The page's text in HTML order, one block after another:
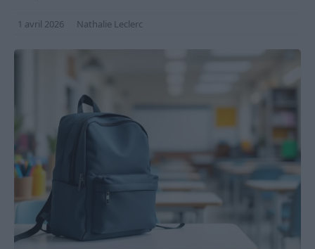
1 avril 2026 Nathalie Leclerc